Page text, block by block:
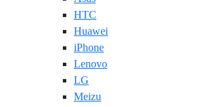
HTC
Huawei
iPhone
Lenovo
LG
Meizu